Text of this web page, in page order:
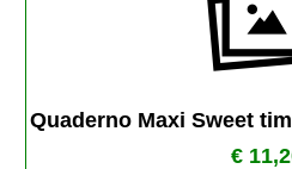
Quaderno Maxi Sweet
€